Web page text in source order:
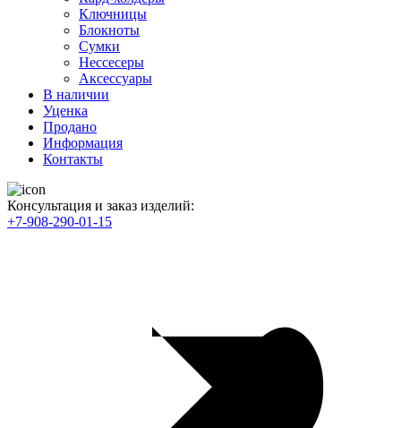
Ключницы
Блокноты
Сумки
Нессесеры
Аксессуары
В наличии
Уценка
Продано
Информация
Контакты
Консультация и заказ изделий:
+7-908-290-01-15